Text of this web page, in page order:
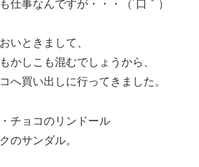
仕事なんですが・・・（´口｀）
いときまして、
かしこも混むでしょうから、
へ買い出しに行ってきました。
チョコのリンドール
のサンダル。